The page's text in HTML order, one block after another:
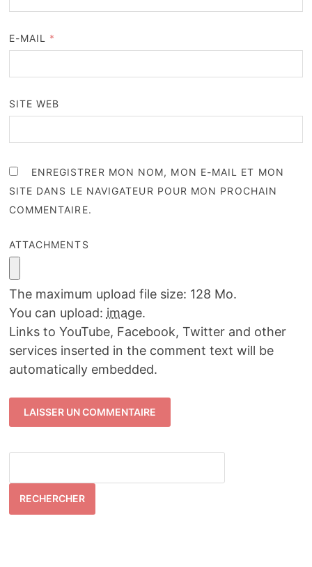
E-MAIL *
SITE WEB
ENREGISTRER MON NOM, MON E-MAIL ET MON
SITE DANS LE NAVIGATEUR POUR MON PROCHAIN
COMMENTAIRE.
ATTACHMENTS
The maximum upload file size: 128 Mo.
You can upload: image.
Links to YouTube, Facebook, Twitter and other
services inserted in the comment text will be
automatically embedded.
RECHERCHER